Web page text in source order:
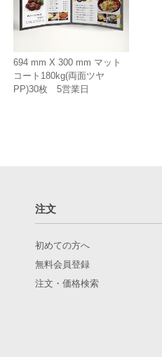
694 mm X 300 mm マット
コート180kg(両面ツヤ
PP)30枚 5営業日
注文
初めての方へ
無料会員登録
注文・価格検索